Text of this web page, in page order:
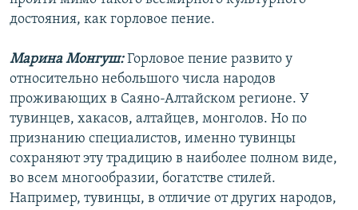
достояния, как горловое пение.
Марина Монгуш:Горловое пение развито у
относительно небольшого числа народов
проживающих в Саяно-Алтайском регионе. У
тувинцев, хакасов, алтайцев, монголов. Но по
признанию специалистов, именно тувинцы
сохраняют эту традицию в наиболее полном виде,
во всем многообразии, богатстве стилей.
Например, тувинцы, в отличие от других народов,